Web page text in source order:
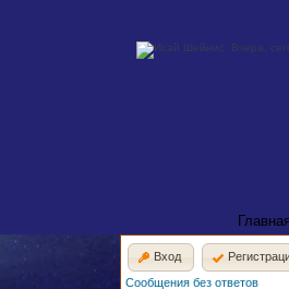
Главная
Вход
Сообщения без ответов